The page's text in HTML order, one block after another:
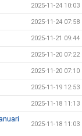
2025-11-24 10:03
2025-11-24 07:58
2025-11-21 09:44
2025-11-20 07:22
2025-11-20 07:10
2025-11-19 12:53
2025-11-18 11:13
2025-11-18 11:03